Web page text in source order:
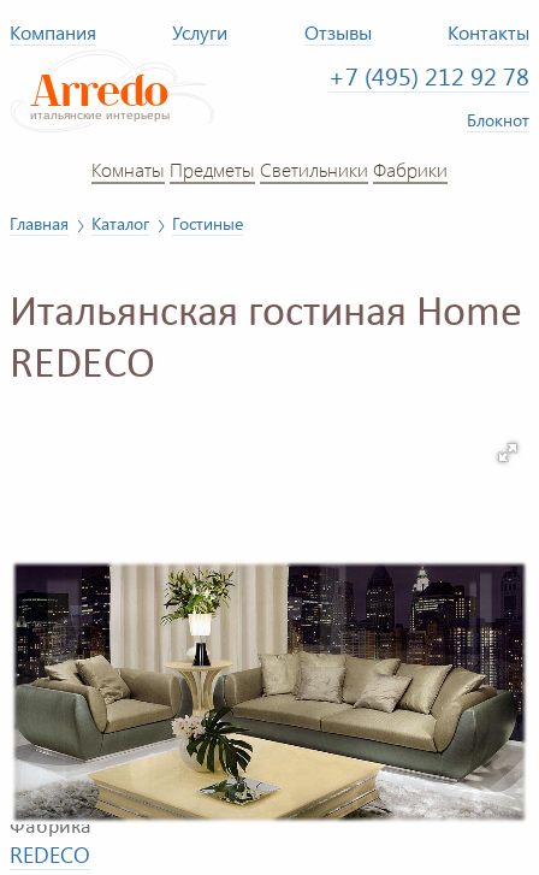
Компания Услуги Отзывы Контакты
+7 (495) 212 92 78
Блокнот
Комнаты Предметы Светильники Фабрики
Главная Каталог Гостиные
Итальянская гостиная Home
REDECO
Пример композиции для гостиной. В композицию
входят диван, кресло, подставка, журнальный столик,
настольная лампа
Фабрика
REDECO